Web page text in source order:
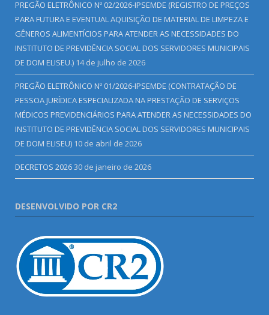
PREGÃO ELETRÔNICO Nº 02/2026-IPSEMDE (REGISTRO DE PREÇOS
PARA FUTURA E EVENTUAL AQUISIÇÃO DE MATERIAL DE LIMPEZA E
GÊNEROS ALIMENTÍCIOS PARA ATENDER AS NECESSIDADES DO
INSTITUTO DE PREVIDÊNCIA SOCIAL DOS SERVIDORES MUNICIPAIS
DE DOM ELISEU.) 14 de julho de 2026
PREGÃO ELETRÔNICO Nº 01/2026-IPSEMDE (CONTRATAÇÃO DE
PESSOA JURÍDICA ESPECIALIZADA NA PRESTAÇÃO DE SERVIÇOS
MÉDICOS PREVIDENCIÁRIOS PARA ATENDER AS NECESSIDADES DO
INSTITUTO DE PREVIDÊNCIA SOCIAL DOS SERVIDORES MUNICIPAIS
DE DOM ELISEU) 10 de abril de 2026
DECRETOS 202630 de janeiro de 2026
DESENVOLVIDO POR CR2